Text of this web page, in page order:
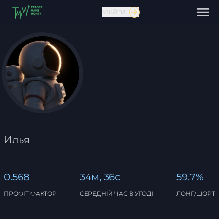
Зв'язатися з нами
УВІЙТИ
Илья
0.568
ПРОФІТ ФАКТОР
34м, 36с
СЕРЕДНІЙ ЧАС В УГОДІ
59.7%
ЛОНГ/ШОРТ